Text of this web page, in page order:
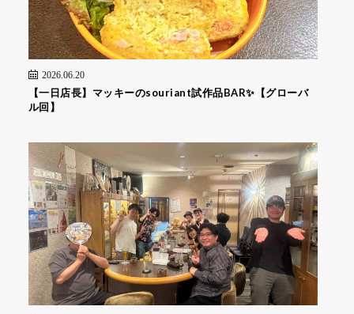
2026.06.20
【一日店長】マッキーのsouriant試作品BAR✨【グローバ
ル回】